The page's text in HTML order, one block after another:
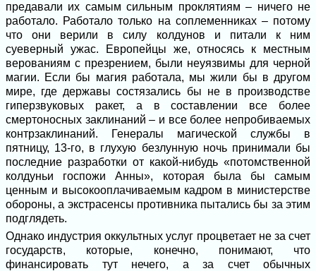
предавали их самым сильным проклятиям – ничего не
работало. Работало только на соплеменниках – потому
что они верили в силу колдунов и питали к ним
суеверный ужас. Европейцы же, относясь к местным
верованиям с презрением, были неуязвимы для черной
магии. Если бы магия работала, мы жили бы в другом
мире, где державы состязались бы не в производстве
гиперзвуковых ракет, а в составлении все более
смертоносных заклинаний – и все более непробиваемых
контрзаклинаний. Генералы магической службы в
пятницу, 13-го, в глухую безлунную ночь принимали бы
последние разработки от какой-нибудь «потомственной
колдуньи госпожи Анны», которая была бы самым
ценным и высокооплачиваемым кадром в министерстве
обороны, а экстрасенсы противника пытались бы за этим
подглядеть.
Однако индустрия оккультных услуг процветает не за счет
государств, которые, конечно, понимают, что
финансировать тут нечего, а за счет обычных